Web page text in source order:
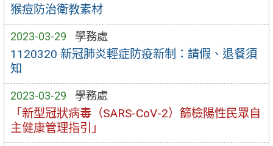
猴痘防治衛教素材
2023-03-29 學務處
1120320 新冠肺炎輕症防疫新制：請假、退餐須
知
2023-03-29 學務處
「新型冠狀病毒（SARS-CoV-2）篩檢陽性民眾自
主健康管理指引」